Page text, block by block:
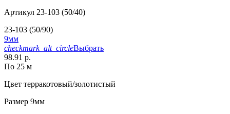
Артикул 23-103 (50/40)
23-103 (50/90)
9мм
checkmark_alt_circleВыбрать
98.91 р.
По 25 м
Цвет терракотовый/золотистый
Размер 9мм